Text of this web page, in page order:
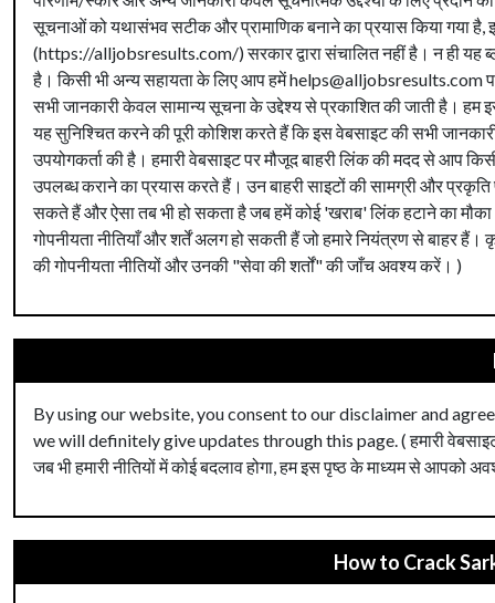
सूचनाओं को यथासंभव सटीक और प्रामाणिक बनाने का प्रयास किया गया है,
(https://alljobsresults.com/) सरकार द्वारा संचालित नहीं है। न ही यह
है। किसी भी अन्य सहायता के लिए आप हमें helps@alljobsresults.com
सभी जानकारी केवल सामान्य सूचना के उद्देश्य से प्रकाशित की जाती है। हम
यह सुनिश्चित करने की पूरी कोशिश करते हैं कि इस वेबसाइट की सभी
उपयोगकर्ता की है। हमारी वेबसाइट पर मौजूद बाहरी लिंक की मदद से आप
उपलब्ध कराने का प्रयास करते हैं। उन बाहरी साइटों की सामग्री और
सकते हैं और ऐसा तब भी हो सकता है जब हमें कोई 'खराब' लिंक हटाने का मौका
गोपनीयता नीतियाँ और शर्तें अलग हो सकती हैं जो हमारे नियंत्रण से बाहर
की गोपनीयता नीतियों और उनकी "सेवा की शर्तों" की जाँच अवश्य करें। )
By using our website, you consent to our disclaimer and
we will definitely give updates through this page. ( हमारी
जब भी हमारी नीतियों में कोई बदलाव होगा, हम इस पृष्ठ के माध्यम से आपको
How to Crack